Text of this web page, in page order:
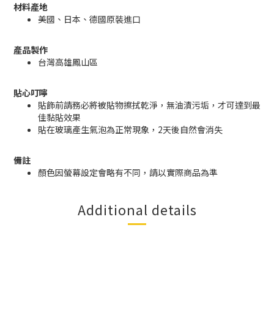
材料產地
美國、日本、德國原裝進口
產品製作
台灣高雄鳳山區
貼心叮嚀
貼飾前請務必將被貼物擦拭乾淨，無油漬污垢，才可達到最
佳黏貼效果
貼在玻璃產生氣泡為正常現象，2天後自然會消失
備註
顏色因螢幕設定會略有不同，請以實際商品為準
Additional details